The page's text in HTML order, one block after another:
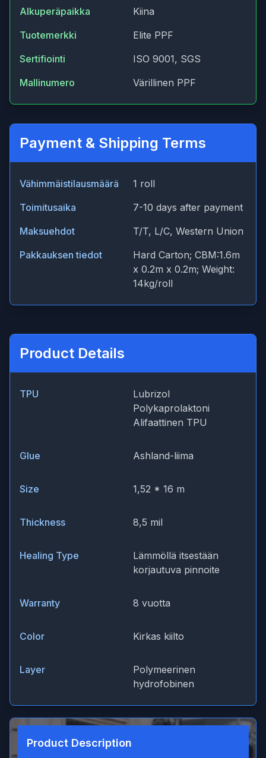
Alkuperäpaikka
Kiina
Tuotemerkki
Elite PPF
Sertifiointi
ISO 9001, SGS
Mallinumero
Värillinen PPF
Payment & Shipping Terms
Vähimmäistilausmäärä
1 roll
Toimitusaika
7-10 days after payment
Maksuehdot
T/T, L/C, Western Union
Pakkauksen tiedot
Hard Carton; CBM:1.6m
x 0.2m x 0.2m; Weight:
14kg/roll
Product Details
TPU
Lubrizol
Polykaprolaktoni
Alifaattinen TPU
Glue Ashland-liima
Size 1,52 * 16 m
Thickness 8,5 mil
Healing Type
Lämmöllä itsestään
korjautuva pinnoite
Warranty 8 vuotta
Color Kirkas kiilto
Layer
Polymeerinen
hydrofobinen
Product Description